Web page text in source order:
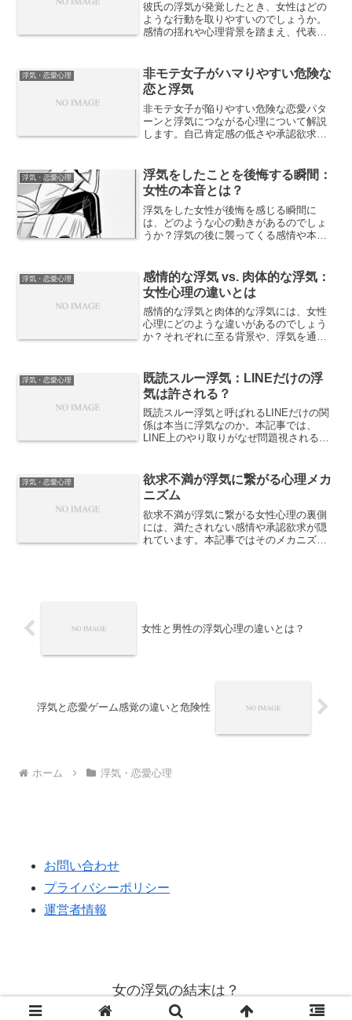
彼氏の浮気が発覚したとき、女性はどの
ような行動を取りやすいのでしょうか。
感情の揺れや心理背景を踏まえ、代表的
浮気・恋愛心理
非モテ女子がハマりやすい危険な
恋と浮気
非モテ女子が陥りやすい危険な恋愛パタ
ーンと浮気につながる心理について解説
します。自己肯定感の低さや承認欲求
視点を紹介します。
浮気・恋愛心理
浮気をしたことを後悔する瞬間：
女性の本音とは？
浮気をした女性が後悔を感じる瞬間に
は、どのような心の動きがあるのでしょ
うか？浮気の後に襲ってくる感情や本音
事です。
浮気・恋愛心理
感情的な浮気 vs. 肉体的な浮気：
女性心理の違いとは
感情的な浮気と肉体的な浮気には、女性
心理にどのような違いがあるのでしょう
か？それぞれに至る背景や、浮気を通じ
浮気・恋愛心理
既読スルー浮気：LINEだけの浮
気は許される？
既読スルー浮気と呼ばれるLINEだけの関
係は本当に浮気なのか。本記事では、
LINE上のやり取りがなぜ問題視されるの
に解説します。
浮気・恋愛心理
欲求不満が浮気に繋がる心理メカ
ニズム
欲求不満が浮気に繋がる女性心理の裏側
には、満たされない感情や承認欲求が隠
れています。本記事ではそのメカニズム
女性と男性の浮気心理の違いとは？
浮気と恋愛ゲーム感覚の違いと危険性
ホーム 浮気・恋愛心理
お問い合わせ
プライバシーポリシー
運営者情報
女の浮気の結末は？
© 2024 女の浮気の結末は？.